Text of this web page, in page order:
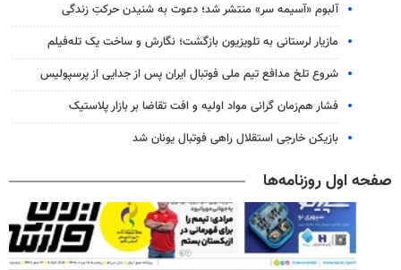
آلبوم «آسیمه سر» منتشر شد؛ دعوت به شنیدن حرکتِ زندگی
مازیار لرستانی به تلویزیون بازگشت؛ نگارش و ساخت یک تله‌فیلم
شروع تلخ مدافع تیم ملی فوتبال ایران پس از جدایی از پرسپولیس
فشار هم‌زمان گرانی مواد اولیه و افت تقاضا بر بازار پلاستیک
بازیکن خارجی استقلال راهی فوتبال یونان شد
صفحه اول روزنامه‌ها